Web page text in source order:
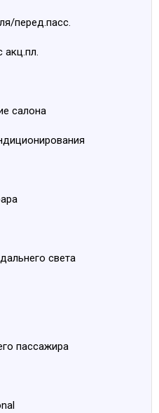
перед.пасс.
акц.пл.
салона
света
пассажира